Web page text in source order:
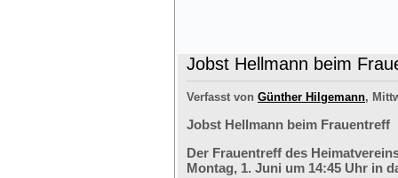
Jobst Hellmann beim
Verfasst von Günther Hilgemann,
Jobst Hellmann beim Frauentreff
Der Frauentreff des
Montag, 1. Juni um 14:45 Uhr in